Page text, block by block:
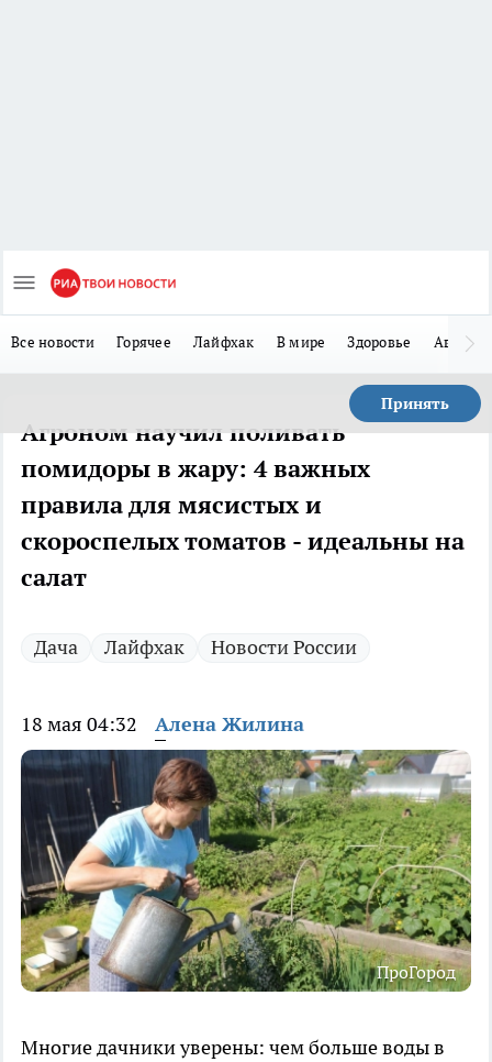
Все новости Горячее Лайфхак В мире Здоровье Авто
Принять
Агроном научил поливать
помидоры в жару: 4 важных
правила для мясистых и
скороспелых томатов - идеальны на
салат
Дача Лайфхак Новости России
18 мая 04:32 Алена Жилина
ПроГород
Многие дачники уверены: чем больше воды в